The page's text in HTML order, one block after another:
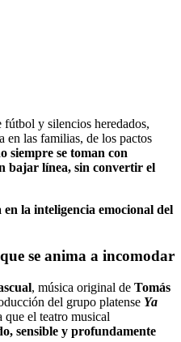
fútbol y silencios heredados,
en las familias, de los pactos
siempre se toman con
bajar línea, sin convertir el
en la inteligencia emocional del
se anima a incomodar
, música original de Tomás
del grupo platense Ya
que el teatro musical
sensible y profundamente